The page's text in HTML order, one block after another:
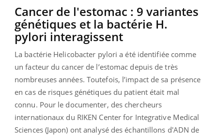
Cancer de l'estomac : 9 variantes
génétiques et la bactérie H.
pylori interagissent
La bactérie Helicobacter pylori a été identifiée comme
un facteur du cancer de l’estomac depuis de très
nombreuses années. Toutefois, l’impact de sa présence
en cas de risques génétiques du patient était mal
connu. Pour le documenter, des chercheurs
internationaux du RIKEN Center for Integrative Medical
Sciences (Japon) ont analysé des échantillons d'ADN de